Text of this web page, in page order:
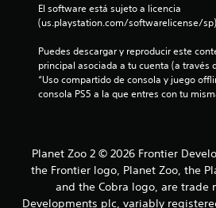
El software está sujeto a licencia
(us.playstation.com/softwarelicense/
Puedes descargar y reproducir este
principal asociada a tu cuenta (a través
“Uso compartido de consola y juego
consola PS5 a la que entres con tu
Planet Zoo 2 © 2026 Frontier
the Frontier logo, Planet Zoo, the
and the Cobra logo, are trade
Developments plc, variably